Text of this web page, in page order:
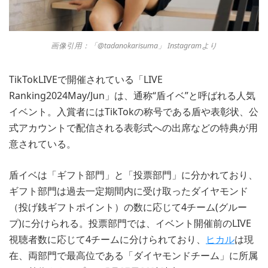
画像引用：「@tadanokarisuma」 Instagramより
TikTokLIVEで開催されている「LIVE
Ranking2024May/Jun」は、通称“盾イベ”と呼ばれる人気
イベント。入賞者にはTikTokの称号である盾や表彰状、公
式アカウントで配信される表彰式への出席などの特典が用
意されている。
盾イベは「ギフト部門」と「投票部門」に分かれており、
ギフト部門は過去一定期間内に受け取ったダイヤモンド
（投げ銭ギフトポイント）の数に応じて4チーム(グルー
プ)に分けられる。投票部門では、イベント開催前のLIVE
視聴者数に応じて4チームに分けられており、
ヒカルは現
在、両部門で最高位である「ダイヤモンドチーム」に所属